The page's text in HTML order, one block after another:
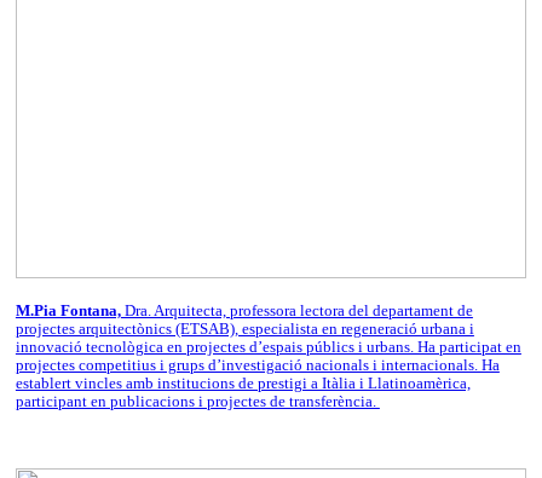
M.Pia Fontana,Dra. Arquitecta, professora lectora del departament de
projectes arquitectònics (ETSAB), especialista en regeneració urbana i
innovació tecnològica en projectes d’espais públics i urbans. Ha participat en
projectes competitius i grups d’investigació nacionals i internacionals. Ha
establert vincles amb institucions de prestigi a Itàlia i Llatinoamèrica,
participant en publicacions i projectes de transferència.